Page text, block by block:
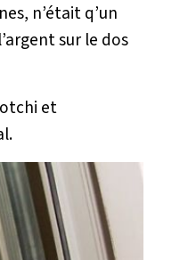
n’était q’un
sur le dos
et